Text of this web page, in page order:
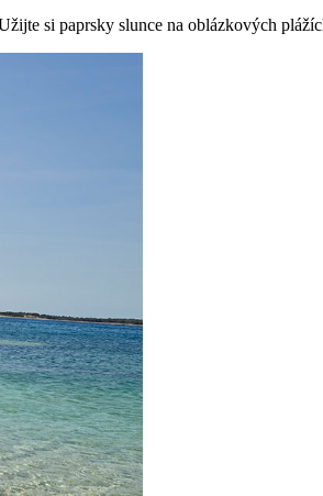
si paprsky slunce na oblázkových